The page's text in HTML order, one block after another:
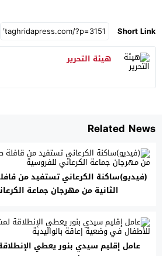
Short Link
هيئة التحرير
Related News
(فيديو)ساكنة الكرعاني تستفيد من
الثانية من مهرجان جماعة